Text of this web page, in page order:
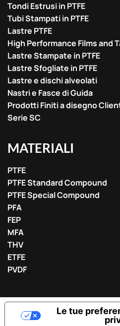
Tondi Estrusi in PTFE
Tubi Stampati in PTFE
Lastre PTFE
High Performance Films and
Lastre Stampate in PTFE
Lastre Sfogliate in PTFE
Lastre e dischi alveolati
Nastri e Fasce di Guida
Prodotti Finiti a disegno
Serie SC
MATERIALI
PTFE
PTFE Standard Compound
PTFE Special Compound
PFA
FEP
MFA
THV
ETFE
PVDF
Le tue